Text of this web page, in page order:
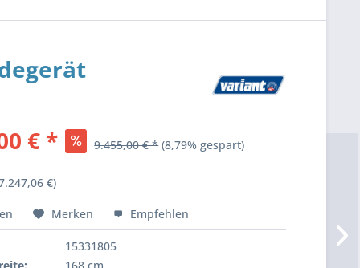
€ * 9.455,00 € * (8,79% gespart)
€)
Merken Empfehlen
15331805